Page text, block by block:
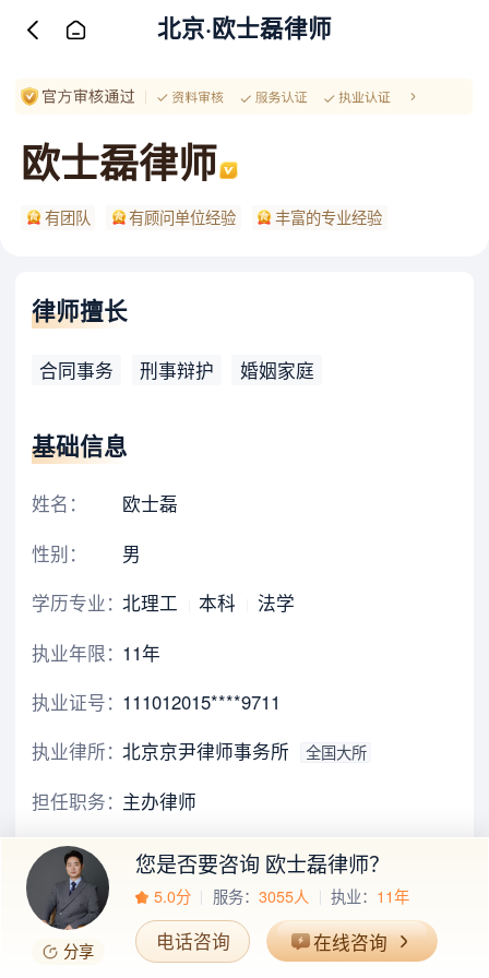
北京·欧士磊律师
欧士磊律师
有团队 有顾问单位经验 丰富的专业经验
律师擅长
合同事务 刑事辩护 婚姻家庭
基础信息
姓名：
欧士磊
性别：
男
学历专业：北理工 本科
法学
执业年限：11年
执业证号：111012015****9711
执业律所：北京京尹律师事务所 全国大所
担任职务：主办律师
办公地区：
北京
办公地址：
北京市朝阳区建国门外大街北京国际财源
中心(IFC)B座6层
导航
分享
您是否要咨询 欧士磊律师？
5.0分 服务：3055人 执业： 11年
电话咨询 在线咨询